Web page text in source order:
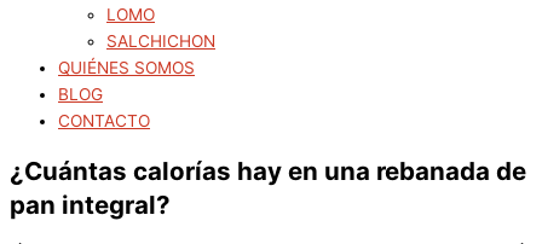
LOMO
SALCHICHON
QUIÉNES SOMOS
BLOG
CONTACTO
¿Cuántas calorías hay en una rebanada de
pan integral?